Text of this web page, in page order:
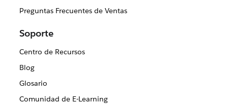
Preguntas Frecuentes de Ventas
Soporte
Centro de Recursos
Blog
Glosario
Comunidad de E-Learning